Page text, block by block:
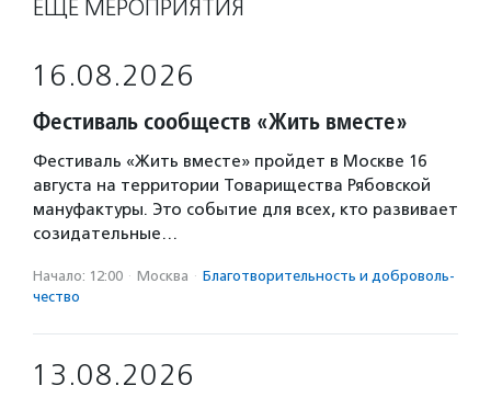
ЕЩЁ МЕРОПРИЯТИЯ
16.08.2026
Фестиваль сообществ «Жить вместе»
Фестиваль «Жить вместе» пройдет в Москве 16
августа на территории Товарищества Рябовской
мануфактуры. Это событие для всех, кто развивает
созидательные…
Начало: 12:00 · Москва · Благотвори­тель­ность и доброволь­
чест­во
13.08.2026